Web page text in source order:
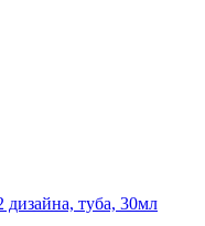
туба, 30мл